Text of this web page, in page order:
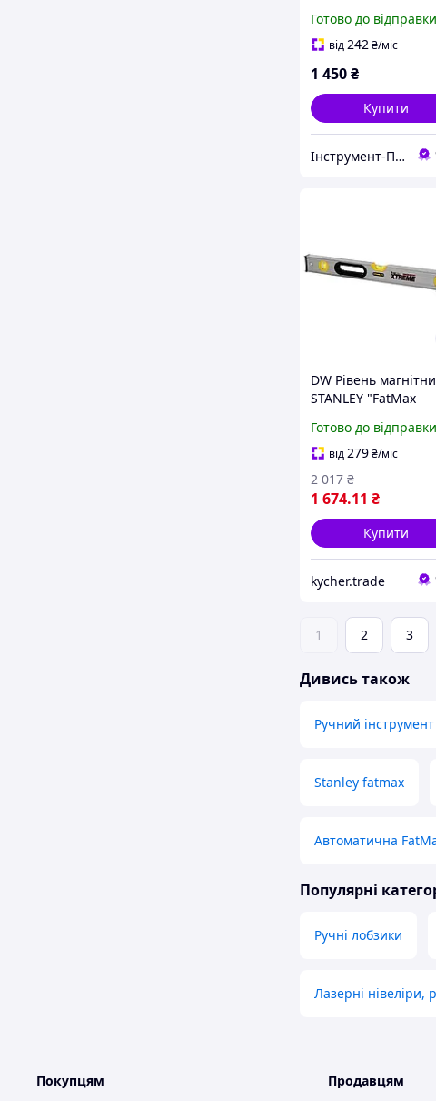
Готово до відправки
від242₴/міс
1 450₴
Купити
Інструмент-Про
DW Рівень
STANLEY "FatMax
капсули, 1 ручка
- Гарант Якості
Готово до відправки
від279₴/міс
1 674.11 ₴
2 017 ₴
Купити
kycher.trade
1 2 3
Дивись також
Ручний
Stanley fatmax
Автоматична
Популярні
Ручні лобзики
Лазерні нівеліри,
Покупцям Продавцям